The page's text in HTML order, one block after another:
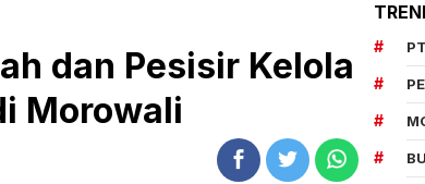
dan Pesisir Kelola
Morowali